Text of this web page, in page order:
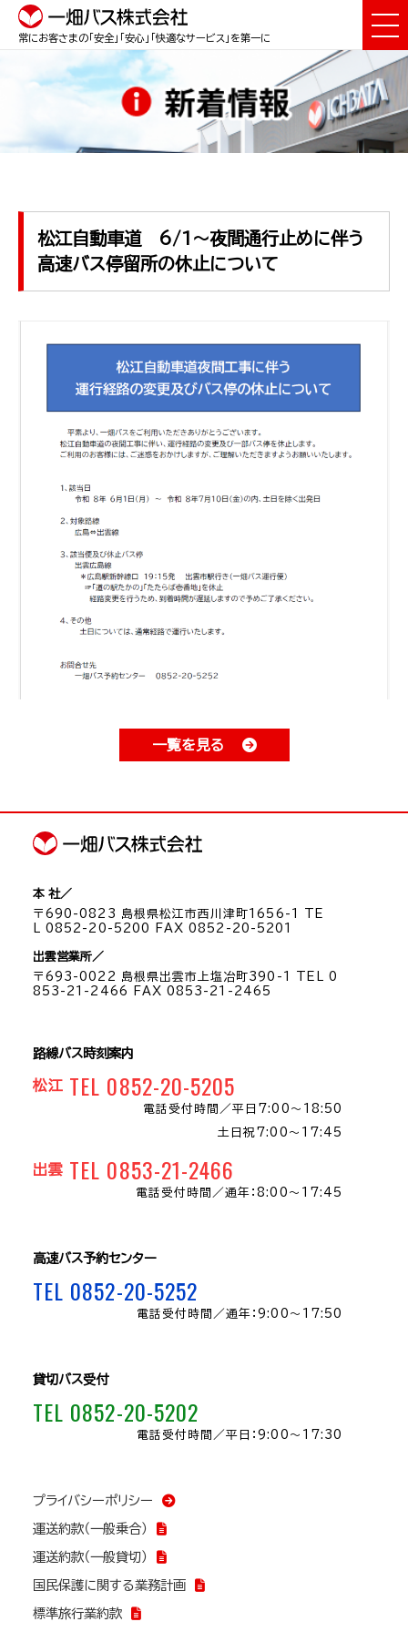
常にお客さまの「安全」「安心」「快適なサービス」を第一に
松江自動車道 6/1～夜間通行止めに伴う
高速バス停留所の休止について
一覧を見る
本 社／
〒690-0823 島根県松江市西川津町1656-1 TE
L 0852-20-5200 FAX 0852-20-5201
出雲営業所／
〒693-0022 島根県出雲市上塩冶町390-1 TEL 0
853-21-2466 FAX 0853-21-2465
路線バス時刻案内
松江 TEL 0852-20-5205
電話受付時間／平日7:00～18:50
土日祝7:00～17:45
出雲 TEL 0853-21-2466
電話受付時間／通年：8:00〜17:45
高速バス予約センター
TEL 0852-20-5252
電話受付時間／通年：9:00～17:50
貸切バス受付
TEL 0852-20-5202
電話受付時間／平日：9:00～17:30
プライバシーポリシー
運送約款（一般乗合）
運送約款（一般貸切）
国民保護に関する業務計画
標準旅行業約款